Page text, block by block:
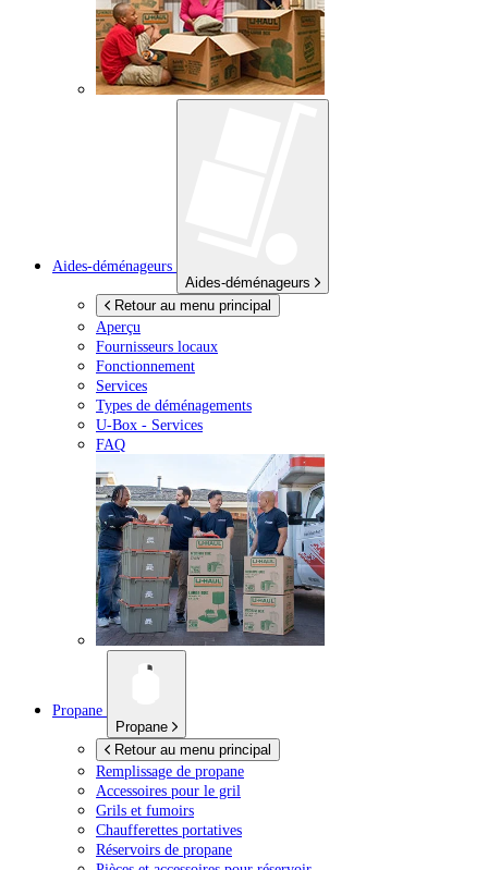
Aides-déménageurs
Aides-déménageurs
Retour au menu principal
Aperçu
Fournisseurs locaux
Fonctionnement
Services
Types de déménagements
U-Box - Services
FAQ
Propane
Propane
Retour au menu principal
Remplissage de propane
Accessoires pour le gril
Grils et fumoirs
Chaufferettes portatives
Réservoirs de propane